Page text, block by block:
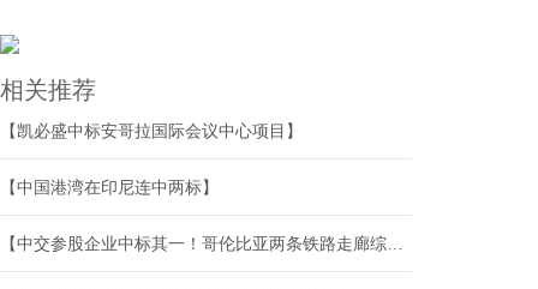
相关推荐
【凯必盛中标安哥拉国际会议中心项目】
【中国港湾在印尼连中两标】
【中交参股企业中标其一！哥伦比亚两条铁路走廊综合维护与运营保障合同授出】